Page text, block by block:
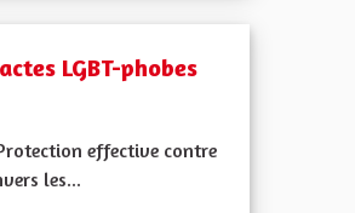
LGBT-phobes
effective contre
les...